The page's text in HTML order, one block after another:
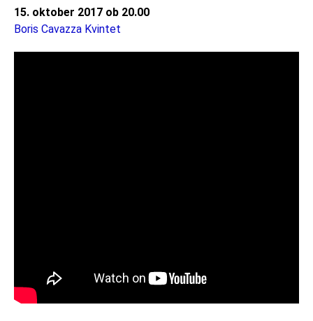
15. oktober 2017 ob 20.00
Boris Cavazza Kvintet